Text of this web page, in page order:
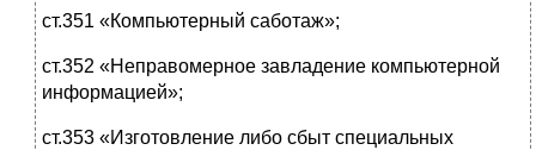
ст.351 «Компьютерный саботаж»;
ст.352 «Неправомерное завладение компьютерной
информацией»;
ст.353 «Изготовление либо сбыт специальных